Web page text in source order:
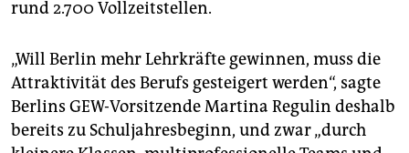
rund 2.700 Vollzeitstellen.
„Will Berlin mehr Lehrkräfte gewinnen, muss die
Attraktivität des Berufs gesteigert werden“, sagte
Berlins GEW-Vorsitzende Martina Regulin deshalb
bereits zu Schuljahresbeginn, und zwar „durch